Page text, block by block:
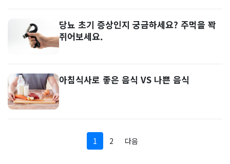
당뇨 초기 증상인지 궁금하세요? 주먹을 꽉
쥐어보세요.
아침식사로 좋은 음식 VS 나쁜 음식
1 2 다음